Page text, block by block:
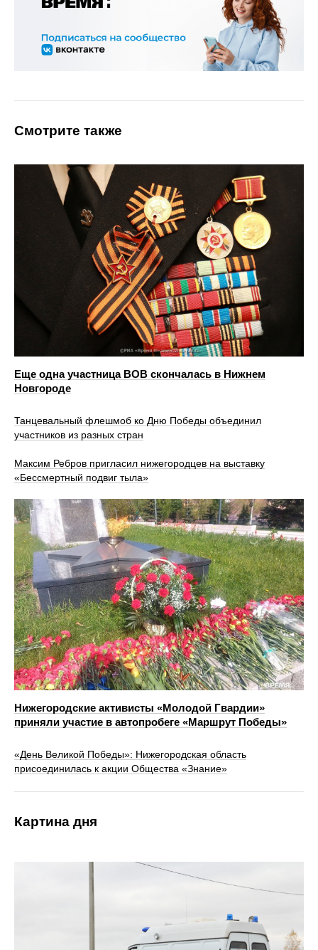
Смотрите также
Еще одна участница ВОВ скончалась в Нижнем
Новгороде
Танцевальный флешмоб ко Дню Победы объединил
участников из разных стран
Максим Ребров пригласил нижегородцев на выставку
«Бессмертный подвиг тыла»
Нижегородские активисты «Молодой Гвардии»
приняли участие в автопробеге «Маршрут Победы»
«День Великой Победы»: Нижегородская область
присоединилась к акции Общества «Знание»
Картина дня